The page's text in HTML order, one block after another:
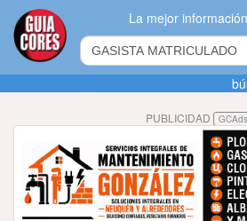
La mejor
PUBLICIDAD GCAds